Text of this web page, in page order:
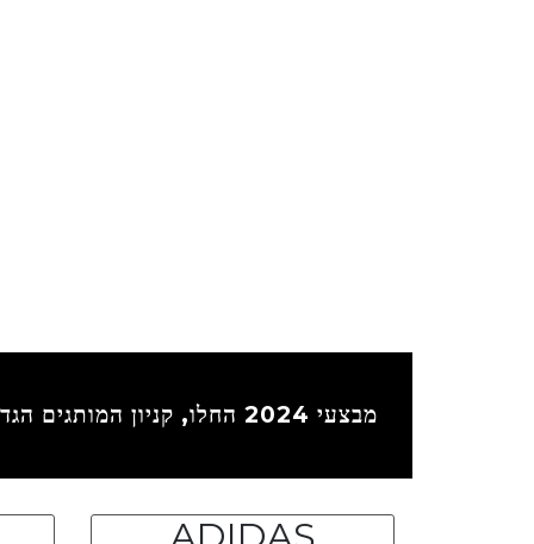
מבצעי 2024 החלו, קניון המותגים הגדול במדינה קופוני ההנחה כלולים כבר במחיר- הנחות מטורפות,